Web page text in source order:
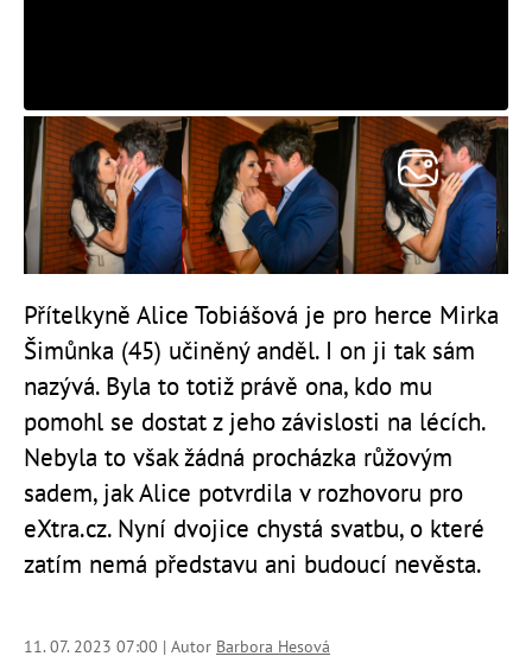
Přítelkyně Alice Tobiášová je pro herce Mirka
Šimůnka (45) učiněný anděl. I on ji tak sám
nazývá. Byla to totiž právě ona, kdo mu
pomohl se dostat z jeho závislosti na lécích.
Nebyla to však žádná procházka růžovým
sadem, jak Alice potvrdila v rozhovoru pro
eXtra.cz. Nyní dvojice chystá svatbu, o které
zatím nemá představu ani budoucí nevěsta.
11. 07. 2023 07:00 | Autor Barbora Hesová